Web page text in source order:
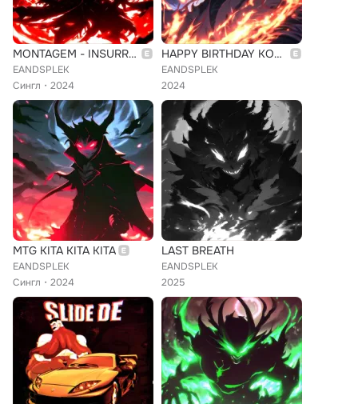
MONTAGEM - INSURREIÇÃO
EANDSPLEK
Сингл
2024
HAPPY BIRTHDAY KORRUPTED FLAME
EANDSPLEK
2024
MTG KITA KITA KITA
EANDSPLEK
Сингл
2024
LAST BREATH
EANDSPLEK
2025